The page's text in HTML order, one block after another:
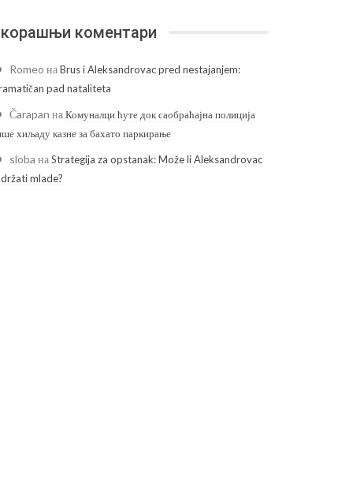
коментари
Romeo наBrus i Aleksandrovac pred nestajanjem:
pad nataliteta
Čarapan наКомуналци ћуте док саобраћајна полиција
хиљаду казне за бахато паркирање
sloba наStrategija za opstanak: Može li Aleksandrovac
mlade?